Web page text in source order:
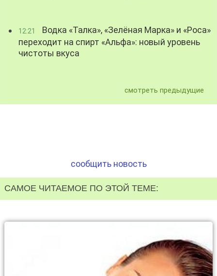
12:21
Водка «Талка», «Зелёная Марка» и «Роса»
переходит на спирт «Альфа»: новый уровень
чистоты вкуса
смотреть предыдущие
сообщить новость
САМОЕ ЧИТАЕМОЕ ПО ЭТОЙ ТЕМЕ: